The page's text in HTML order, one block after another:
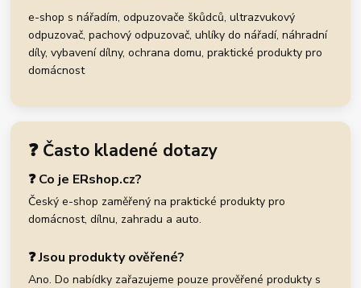
e-shop s nářadím, odpuzovače škůdců, ultrazvukový
odpuzovač, pachový odpuzovač, uhlíky do nářadí, náhradní
díly, vybavení dílny, ochrana domu, praktické produkty pro
domácnost
❓ Často kladené dotazy
❓ Co je ERshop.cz?
Český e-shop zaměřený na praktické produkty pro
domácnost, dílnu, zahradu a auto.
❓ Jsou produkty ověřené?
Ano. Do nabídky zařazujeme pouze prověřené produkty s